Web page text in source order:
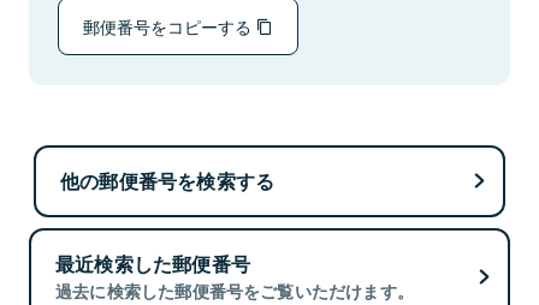
郵便番号をコピーする
他の郵便番号を検索する
最近検索した郵便番号
過去に検索した郵便番号をご覧いただけます。